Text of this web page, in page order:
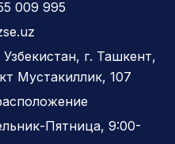
009 995
Узбекистан, г. Ташкент,
Мустакиллик, 107
Пятница, 9:00-